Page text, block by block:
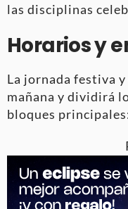
las disciplinas
Horarios y
La jornada festiva
mañana y dividirá
bloques